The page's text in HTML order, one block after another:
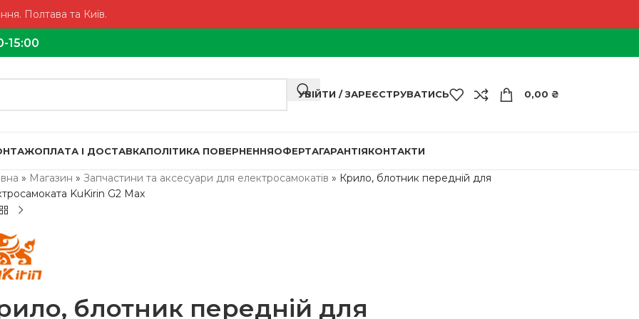
Полтава та Київ.
15:00
УВІЙТИ / ЗАРЕЄСТРУВАТИСЬ 0,00 ₴
ОПЛАТА І ДОСТАВКАПОЛІТИКА ПОВЕРНЕННЯОФЕРТАГАРАНТІЯКОНТАКТИ
» Магазин »Запчастини та аксесуари для електросамокатів » Крило, блотник передній для
KuKirin G2 Max
блотник передній для